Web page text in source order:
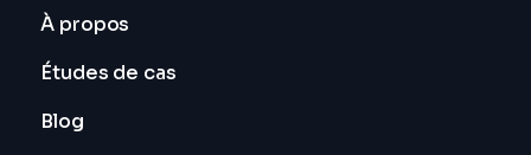
À propos
Études de cas
Blog